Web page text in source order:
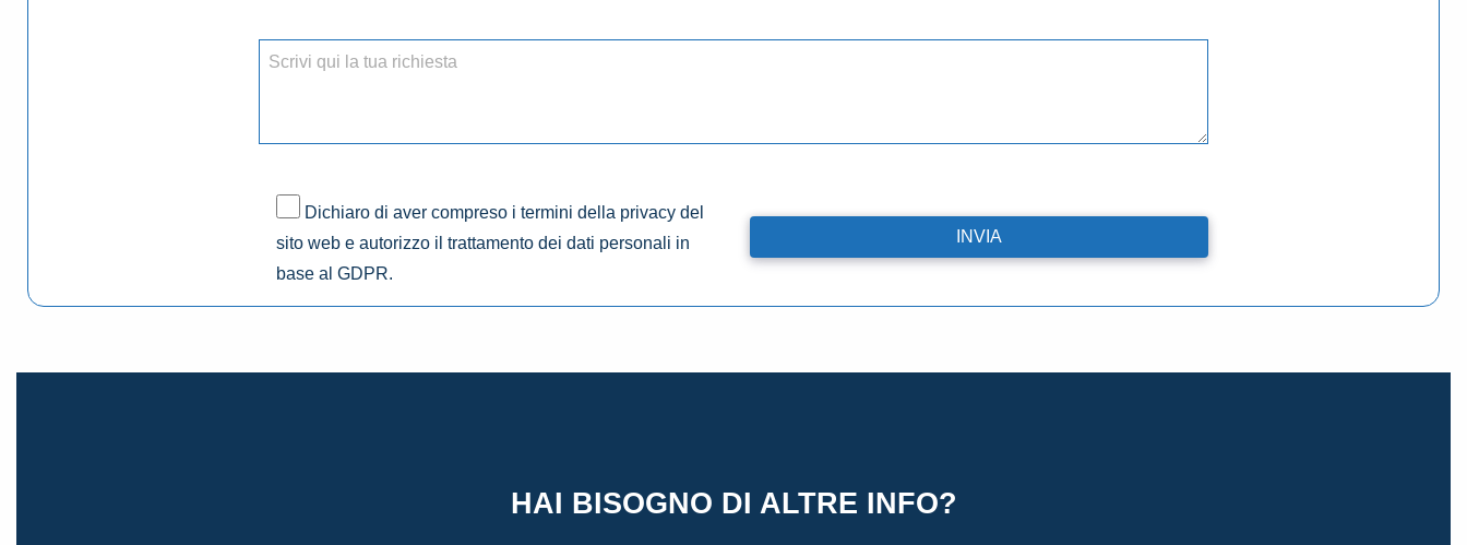
Dichiaro di aver compreso i termini della privacy del
sito web e autorizzo il trattamento dei dati personali in
base al GDPR.
HAI BISOGNO DI ALTRE INFO?